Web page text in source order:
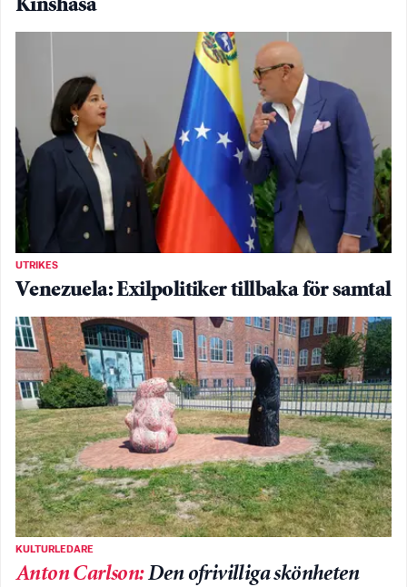
Kinshasa
UTRIKES
Venezuela: Exilpolitiker tillbaka för samtal
KULTURLEDARE
Anton Carlson:Den ofrivilliga skönheten